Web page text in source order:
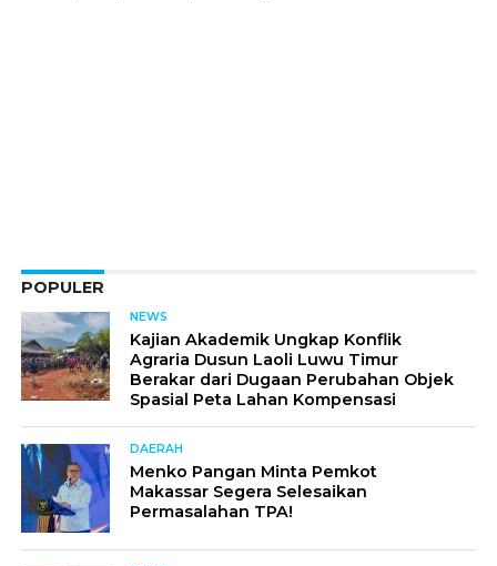
POPULER
NEWS
Kajian Akademik Ungkap Konflik
Agraria Dusun Laoli Luwu Timur
Berakar dari Dugaan Perubahan Objek
Spasial Peta Lahan Kompensasi
DAERAH
Menko Pangan Minta Pemkot
Makassar Segera Selesaikan
Permasalahan TPA!